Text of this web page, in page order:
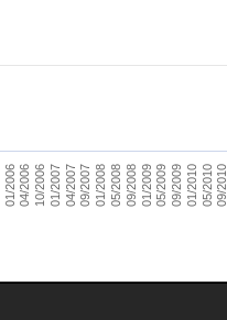
01/200604/200610/200601/200704/200709/200701/200805/200809/200801/200905/200909/200901/201005/201009/